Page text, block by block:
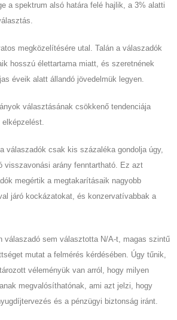
a spektrum alsó határa felé hajlik, a 3% alatti
megközelítésére utal. Talán a válaszadók
hosszú élettartama miatt, és szeretnének
éveik alatt állandó jövedelmük legyen.
választásának csökkenő tendenciája
válaszadók csak kis százaléka gondolja úgy,
visszavonási arány fenntartható. Ez azt
megértik a megtakarításaik nagyobb
járó kockázatokat, és konzervatívabbak a
válaszadó sem választotta N/A-t, magas szintű
mutat a felmérés kérdésében. Úgy tűnik,
véleményük van arról, hogy milyen
megvalósíthatónak, ami azt jelzi, hogy
és a pénzügyi biztonság iránt.